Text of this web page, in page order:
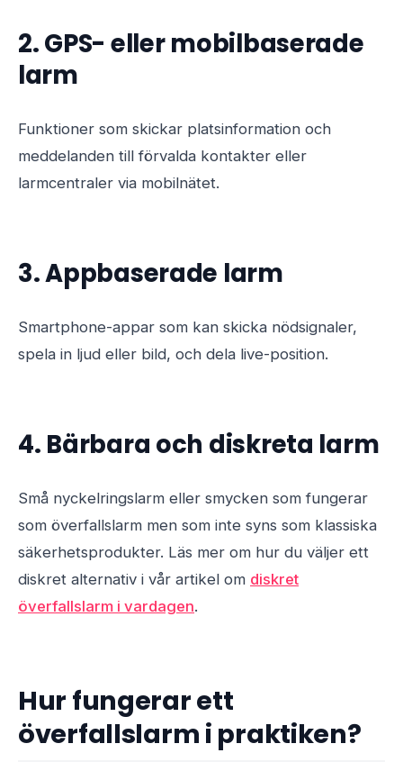
2. GPS- eller mobilbaserade
larm
Funktioner som skickar platsinformation och
meddelanden till förvalda kontakter eller
larmcentraler via mobilnätet.
3. Appbaserade larm
Smartphone-appar som kan skicka nödsignaler,
spela in ljud eller bild, och dela live-position.
4. Bärbara och diskreta larm
Små nyckelringslarm eller smycken som fungerar
som överfallslarm men som inte syns som klassiska
säkerhetsprodukter. Läs mer om hur du väljer ett
diskret alternativ i vår artikel om diskret
överfallslarm i vardagen.
Hur fungerar ett
överfallslarm i praktiken?